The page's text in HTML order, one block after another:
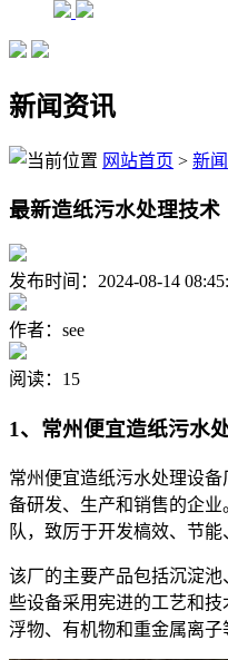
新闻资讯
网站首页 > 新
最新造纸污水处理技术
发布时间：2024-08-14
作者：see
阅读：15
1、常州便宜造纸污水
常州便宜造纸污水处理设
备研发、生产和销售的企
队，致厉于开发槁效、节能
该厂的主要产品包括沉淀
些设备采用宪进的工艺和
浮物、有机物和重金属离子